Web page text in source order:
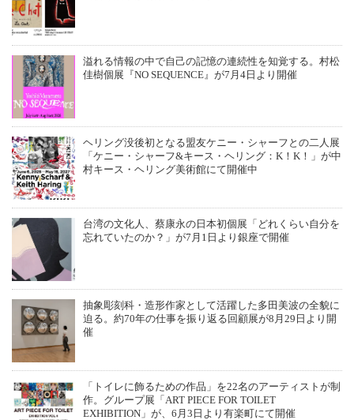
溢れる情報の中で自己の記憶の連続性を知覚する。村松
佳樹個展『NO SEQUENCE』が7月4日より開催
ヘリング没後初となる盟友ケニー・シャーフとの二人展
「ケニー・シャーフ&キース・ヘリング：K！K！」が中
村キース・ヘリング美術館にて開催中
台湾の文化人、蔡康永の日本初個展「どれくらい自分を
忘れていたのか？」が7月1日より銀座で開催
抽象彫刻科・造形作家として活躍した多田美波の全貌に
迫る。約70年の仕事を振り返る回顧展が8月29日より開
催
「トイレに飾るための作品」を22名のアーティストが制
作。グループ展「ART PIECE FOR TOILET
EXHIBITION」が、6月3日より有楽町にて開催